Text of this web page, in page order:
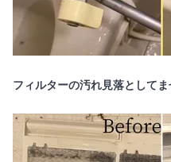
フィルターの汚れ見落としてま